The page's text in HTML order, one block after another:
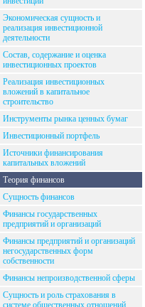
Экономическая сущность и
реализация инвестиционной
деятельности
Состав, содержание и оценка
инвестиционных проектов
Реализация инвестиционных
вложений в капитальное
строительство
Инструменты рынка ценных бумаг
Инвестиционный портфель
Источники финансирования
капитальных вложений
Теория финансов
Сущность финансов
Финансы государственных
предприятий и организаций
Финансы предприятий и организаций
негосударственных форм
собственности
Финансы непроизводственной сферы
Сущность и роль страхования в
системе общественных отношений